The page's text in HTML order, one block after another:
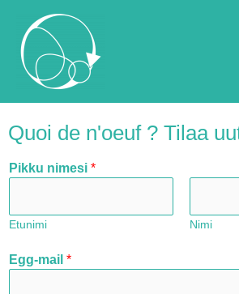
Quoi de n'oeuf ? Tilaa
Pikku nimesi *
Etunimi Nimi
Egg-mail *